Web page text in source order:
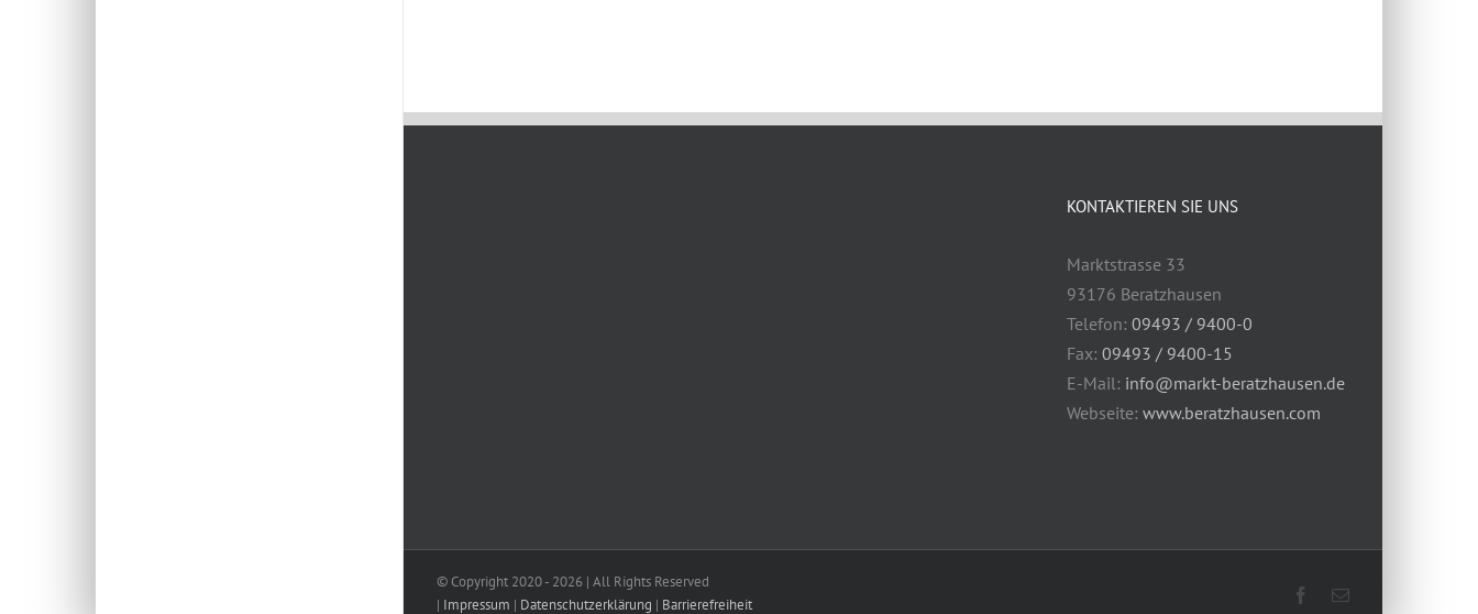
KONTAKTIEREN SIE UNS
Marktstrasse 33
93176 Beratzhausen
Telefon:09493 / 9400-0
Fax:09493 / 9400-15
E-Mail: info@markt-beratzhausen.de
Webseite:www.beratzhausen.com
© Copyright 2020 - 2026 | All Rights Reserved
| Impressum | Datenschutzerklärung | Barrierefreiheit
Facebook
E-